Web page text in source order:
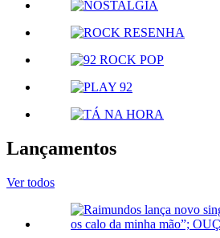
Lançamentos
Ver todos